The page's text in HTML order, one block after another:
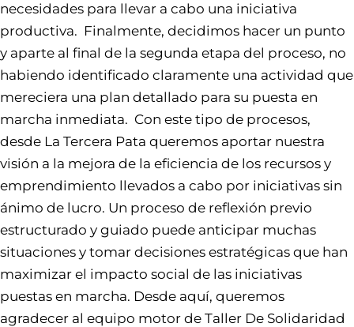
necesidades para llevar a cabo una iniciativa
productiva. Finalmente, decidimos hacer un punto
y aparte al final de la segunda etapa del proceso, no
habiendo identificado claramente una actividad que
mereciera una plan detallado para su puesta en
marcha inmediata. Con este tipo de procesos,
desde La Tercera Pata queremos aportar nuestra
visión a la mejora de la eficiencia de los recursos y
emprendimiento llevados a cabo por iniciativas sin
ánimo de lucro. Un proceso de reflexión previo
estructurado y guiado puede anticipar muchas
situaciones y tomar decisiones estratégicas que han
maximizar el impacto social de las iniciativas
puestas en marcha. Desde aquí, queremos
agradecer al equipo motor de Taller De Solidaridad